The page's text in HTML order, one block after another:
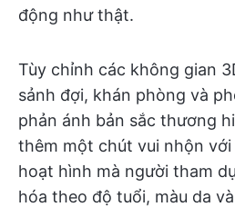
động như thật.
Tùy chỉnh các không gian
sảnh đợi, khán phòng và
phản ánh bản sắc thương
thêm một chút vui nhộn với
hoạt hình mà người tham
hóa theo độ tuổi, màu da